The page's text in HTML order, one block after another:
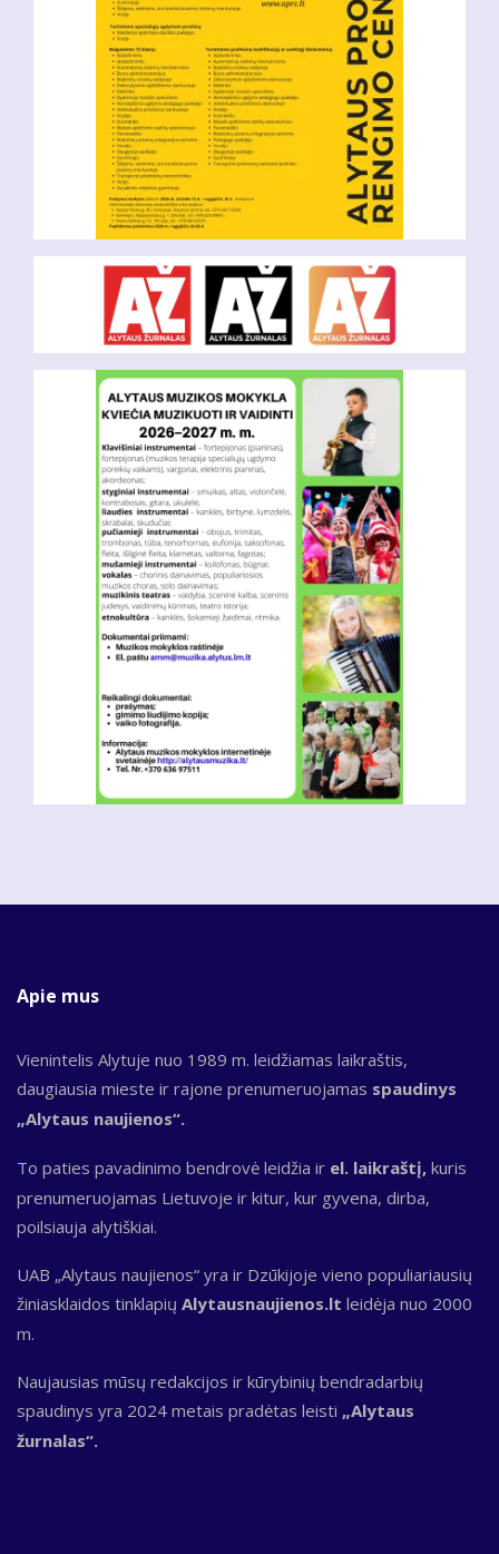
Apie mus
Vienintelis Alytuje nuo 1989 m. leidžiamas laikraštis,
daugiausia mieste ir rajone prenumeruojamas spaudinys
„Alytaus naujienos“.
To paties pavadinimo bendrovė leidžia ir el. laikraštį, kuris
prenumeruojamas Lietuvoje ir kitur, kur gyvena, dirba,
poilsiauja alytiškiai.
UAB „Alytaus naujienos“ yra ir Dzūkijoje vieno populiariausių
žiniasklaidos tinklapių Alytausnaujienos.lt leidėja nuo 2000
m.
Naujausias mūsų redakcijos ir kūrybinių bendradarbių
spaudinys yra 2024 metais pradėtas leisti „Alytaus
žurnalas“.